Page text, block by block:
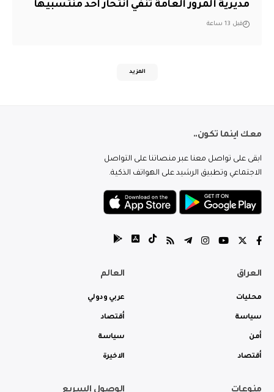
مديرية المرور العامة تنفي انتحار أحد منتسبيها
قبل 13 ساعة
المزيد
معك اينما تكون..
ابقى على تواصل معنا عبر منصاتنا على التواصل
الاجتماعي وتطبيق الرشيد على الهواتف الذكية.
العراق
محليات
سياسة
أمن
أقتصاد
العالم
عربي ودولي
أقتصاد
سياسة
الاخيرة